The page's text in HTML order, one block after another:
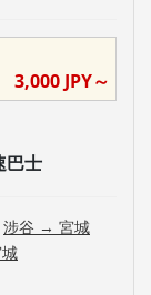
3,000 JPY～
巴士
涉谷 → 宮城